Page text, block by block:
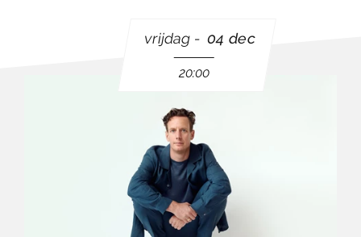
vrijdag 04 dec
20:00